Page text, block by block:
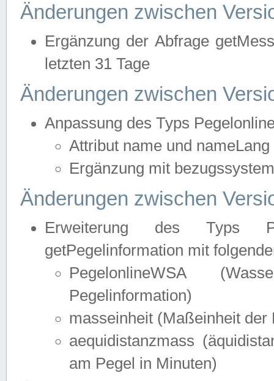
Änderungen zwischen
Ergänzung der Abfrage
letzten 31 Tage
Änderungen zwischen
Anpassung des Typs
Attribut name und
Ergänzung mit
Änderungen zwischen
Erweiterung des Typs
getPegelinformation mit
PegelonlineWSA
Pegelinformation)
masseinheit (Maßeinheit der
aequidistanzmass
am Pegel in Minuten)